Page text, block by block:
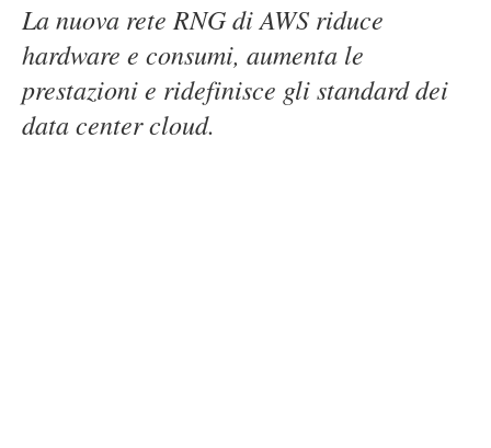
La nuova rete RNG di AWS riduce
hardware e consumi, aumenta le
prestazioni e ridefinisce gli standard dei
data center cloud.